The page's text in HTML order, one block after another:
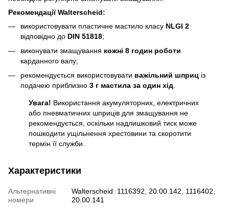
Рекомендації Walterscheid:
використовувати пластичне мастило класу NLGI 2
відповідно до DIN 51818;
виконувати змащування кожні 8 годин роботи
карданного валу;
рекомендується використовувати важільний шприц із
подачею приблизно 3 г мастила за один хід.
Увага! Використання акумуляторних, електричних
або пневматичних шприців для змащування не
рекомендується, оскільки надлишковий тиск може
пошкодити ущільнення хрестовини та скоротити
термін її служби.
Характеристики
Альтернативні
номери
Walterscheid: 1116392, 20.00.142, 1116402,
20.00.141